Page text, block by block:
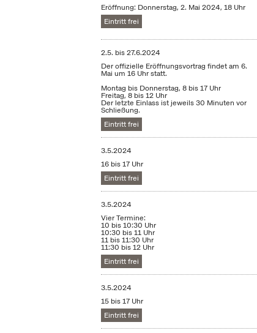
Eröffnung: Donnerstag, 2. Mai 2024, 18 Uhr
Eintritt frei
2.5. bis27.6.2024
Der offizielle Eröffnungsvortrag findet am 6.
Mai um 16 Uhr statt.
Montag bis Donnerstag, 8 bis 17 Uhr
Freitag, 8 bis 12 Uhr
Der letzte Einlass ist jeweils 30 Minuten vor
Schließung.
Eintritt frei
3.5.2024
16 bis 17 Uhr
Eintritt frei
3.5.2024
Vier Termine:
10 bis 10:30 Uhr
10:30 bis 11 Uhr
11 bis 11:30 Uhr
11:30 bis 12 Uhr
Eintritt frei
3.5.2024
15 bis 17 Uhr
Eintritt frei